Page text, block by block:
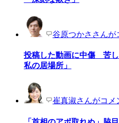
谷原つかささんが
投稿した動画に中傷 苦し
私の居場所」
崔真淑さんがコメ